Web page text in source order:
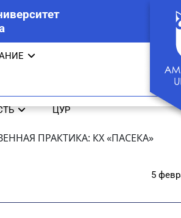
ЦУР
ПРАКТИКА: КХ «ПАСЕКА»
5